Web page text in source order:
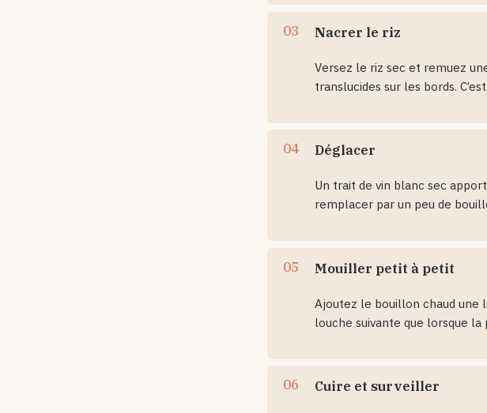
Nacrer le riz
Versez le riz sec et remuez
translucides sur les bords.
Déglacer
Un trait de vin blanc sec
remplacer par un peu de
Mouiller petit à petit
Ajoutez le bouillon chaud une
louche suivante que lorsque
Cuire et surveiller